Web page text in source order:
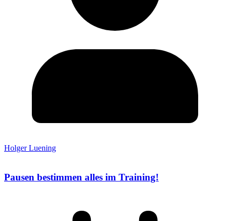
Holger Luening
Pausen bestimmen alles im Training!